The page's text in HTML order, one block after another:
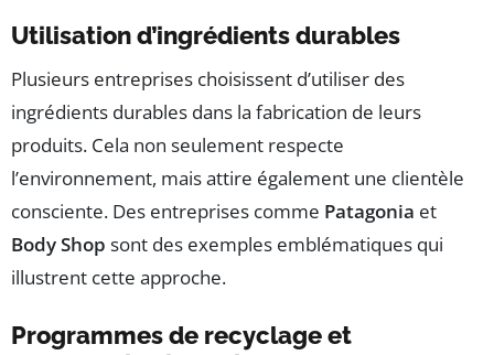
Utilisation d’ingrédients durables
Plusieurs entreprises choisissent d’utiliser des
ingrédients durables dans la fabrication de leurs
produits. Cela non seulement respecte
l’environnement, mais attire également une clientèle
consciente. Des entreprises comme Patagonia et
Body Shop sont des exemples emblématiques qui
illustrent cette approche.
Programmes de recyclage et